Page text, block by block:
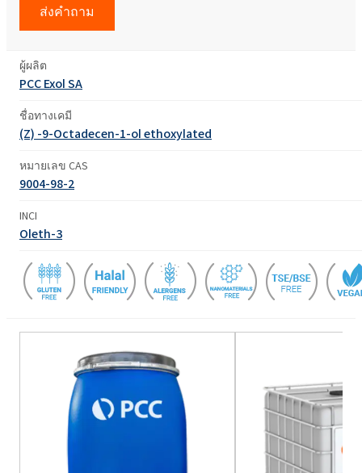
ส่งคำถาม
ผู้ผลิต
PCC Exol SA
ชื่อทางเคมี
(Z) -9-Octadecen-1-ol ethoxylated
หมายเลข CAS
9004-98-2
INCI
Oleth-3